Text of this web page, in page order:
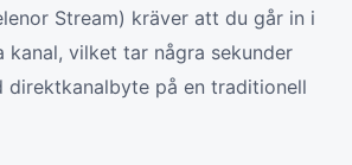
Stream) kräver att du går in i
vilket tar några sekunder
på en traditionell